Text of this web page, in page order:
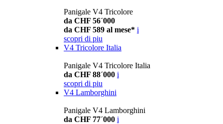
Panigale V4 Tricolore
da CHF 56´000
da CHF 589 al mese* i
scopri di piu
V4 Tricolore Italia
Panigale V4 Tricolore Italia
da CHF 88´000 i
scopri di piu
V4 Lamborghini
Panigale V4 Lamborghini
da CHF 77´000 i